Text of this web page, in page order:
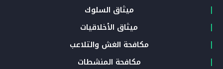
ميثاق السلوك
ميثاق الأخلاقيات
مكافحة الغش والتلاعب
مكافحة المنشطات